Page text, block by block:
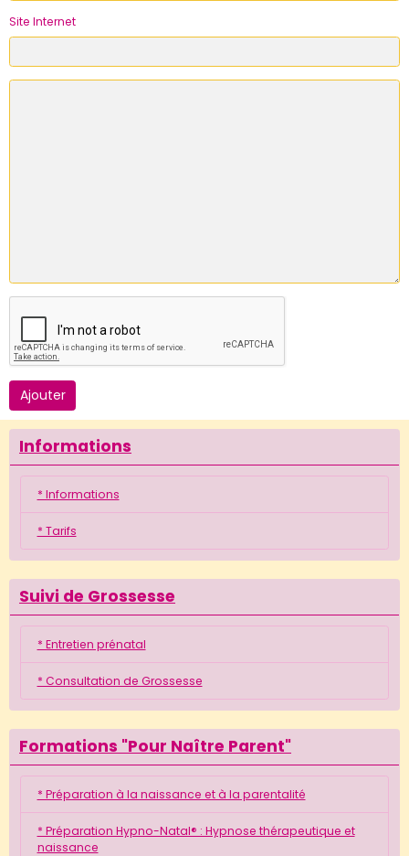
Site Internet
Ajouter
Informations
* Informations
* Tarifs
Suivi de Grossesse
* Entretien prénatal
* Consultation de Grossesse
Formations "Pour Naître Parent"
* Préparation à la naissance et à la parentalité
* Préparation Hypno-Natal® : Hypnose thérapeutique et
naissance